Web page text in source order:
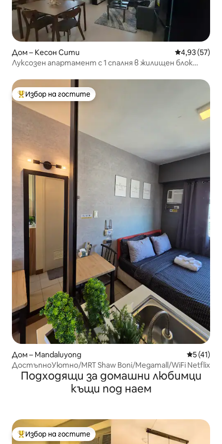
Дом – Кесон Сити Средна
4,93 (57)
Луксозен апартамент с 1 спалня в жилищен блок
Най-популярен избор на гостите
Избор на гостите
Дом – Mandaluyong Средна
5 (41)
ДостъпноУютно/MRT Shaw Boni/Megamall/WiFi Netflix
Подходящи за домашни любимци
къщи под наем
Най-популярен избор на гостите
Избор на гостите